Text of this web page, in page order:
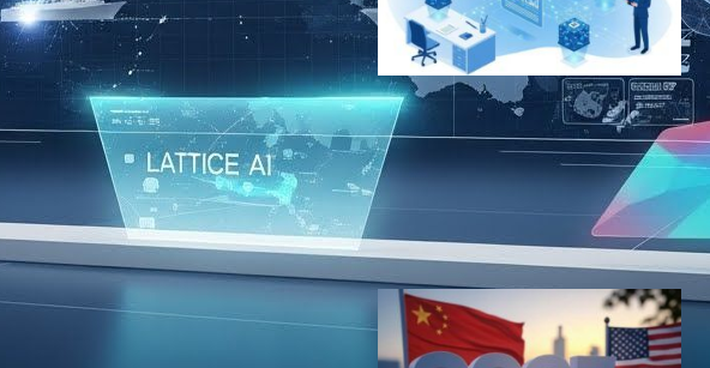
損保ジャパン、Palantir AIP
で代理店評価システム稼働
―2026年度業界共通制度に
先行